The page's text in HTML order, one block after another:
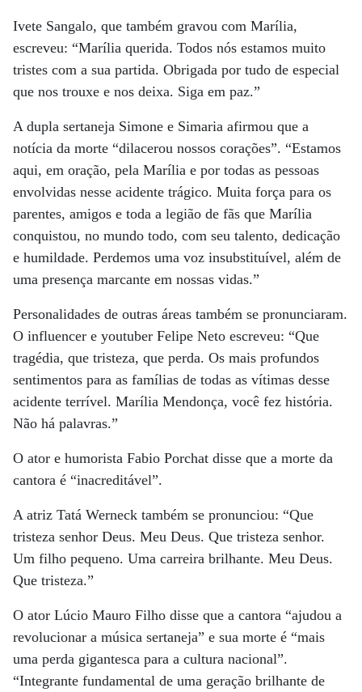
Ivete Sangalo, que também gravou com Marília,
escreveu: “Marília querida. Todos nós estamos muito
tristes com a sua partida. Obrigada por tudo de especial
que nos trouxe e nos deixa. Siga em paz.”
A dupla sertaneja Simone e Simaria afirmou que a
notícia da morte “dilacerou nossos corações”. “Estamos
aqui, em oração, pela Marília e por todas as pessoas
envolvidas nesse acidente trágico. Muita força para os
parentes, amigos e toda a legião de fãs que Marília
conquistou, no mundo todo, com seu talento, dedicação
e humildade. Perdemos uma voz insubstituível, além de
uma presença marcante em nossas vidas.”
Personalidades de outras áreas também se pronunciaram.
O influencer e youtuber Felipe Neto escreveu: “Que
tragédia, que tristeza, que perda. Os mais profundos
sentimentos para as famílias de todas as vítimas desse
acidente terrível. Marília Mendonça, você fez história.
Não há palavras.”
O ator e humorista Fabio Porchat disse que a morte da
cantora é “inacreditável”.
A atriz Tatá Werneck também se pronunciou: “Que
tristeza senhor Deus. Meu Deus. Que tristeza senhor.
Um filho pequeno. Uma carreira brilhante. Meu Deus.
Que tristeza.”
O ator Lúcio Mauro Filho disse que a cantora “ajudou a
revolucionar a música sertaneja” e sua morte é “mais
uma perda gigantesca para a cultura nacional”.
“Integrante fundamental de uma geração brilhante de